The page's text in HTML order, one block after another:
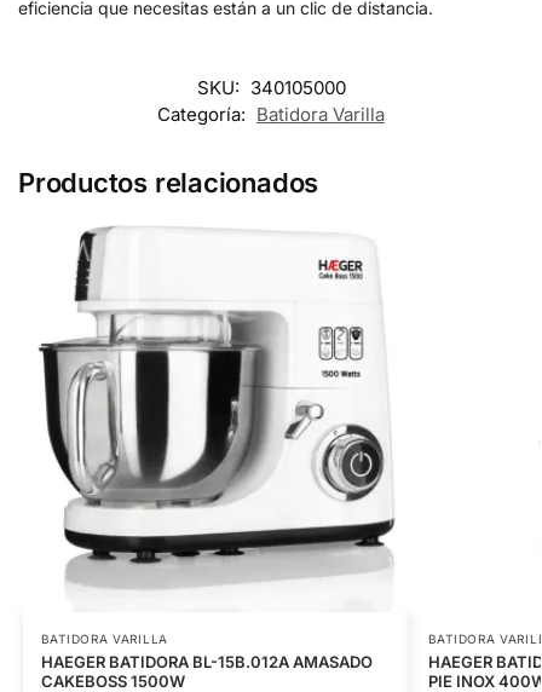
eficiencia que necesitas están a un clic de distancia.
SKU: 340105000
Categoría: Batidora Varilla
Productos relacionados
BATIDORA VARILLA
HAEGER BATIDORA BL-15B.012A AMASADO
CAKEBOSS 1500W
BATIDORA
HAEGER
PIE INOX